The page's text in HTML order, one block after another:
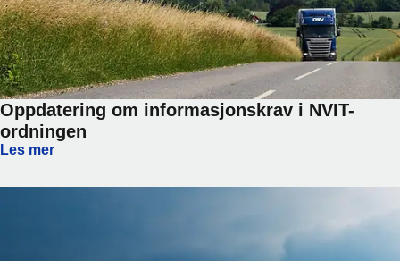
Oppdatering om informasjonskrav i NVIT-
ordningen
Oppdatering om informasjonskrav i NVIT-ordningen
Les mer